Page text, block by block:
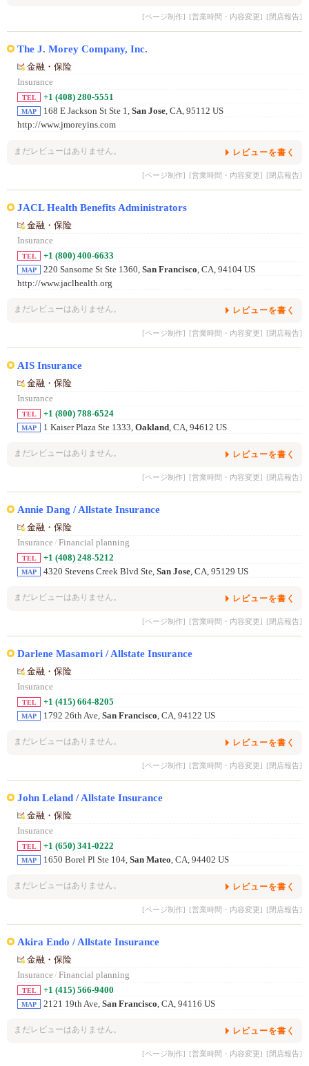
[ページ制作] [営業時間・内容変更] [閉店報告]
The J. Morey Company, Inc.
金融・保险
Insurance
TEL +1 (408) 280-5551
MAP 168 E Jackson St Ste 1, San Jose, CA, 95112 US
http://www.jmoreyins.com
まだレビューはありません。 レビューを書く
[ページ制作] [営業時間・内容変更] [閉店報告]
JACL Health Benefits Administrators
金融・保险
Insurance
TEL +1 (800) 400-6633
MAP 220 Sansome St Ste 1360, San Francisco , CA, 94104 US
http://www.jaclhealth.org
まだレビューはありません。 レビューを書く
[ページ制作] [営業時間・内容変更] [閉店報告]
AIS Insurance
金融・保险
Insurance
TEL +1 (800) 788-6524
MAP 1 Kaiser Plaza Ste 1333, Oakland, CA, 94612 US
まだレビューはありません。 レビューを書く
[ページ制作] [営業時間・内容変更] [閉店報告]
Annie Dang / Allstate Insurance
金融・保险
Insurance/ Financial planning
TEL +1 (408) 248-5212
MAP 4320 Stevens Creek Blvd Ste, San Jose, CA, 95129 US
まだレビューはありません。 レビューを書く
[ページ制作] [営業時間・内容変更] [閉店報告]
Darlene Masamori / Allstate Insurance
金融・保险
Insurance
TEL +1 (415) 664-8205
MAP 1792 26th Ave, San Francisco, CA, 94122 US
まだレビューはありません。 レビューを書く
[ページ制作] [営業時間・内容変更] [閉店報告]
John Leland / Allstate Insurance
金融・保险
Insurance
TEL +1 (650) 341-0222
MAP 1650 Borel Pl Ste 104, San Mateo, CA, 94402 US
まだレビューはありません。 レビューを書く
[ページ制作] [営業時間・内容変更] [閉店報告]
Akira Endo / Allstate Insurance
金融・保险
Insurance/ Financial planning
TEL +1 (415) 566-9400
MAP 2121 19th Ave, San Francisco, CA, 94116 US
まだレビューはありません。 レビューを書く
[ページ制作] [営業時間・内容変更] [閉店報告]